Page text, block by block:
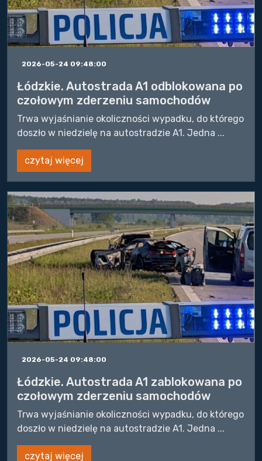
2026-05-24 09:48:00
Łódzkie. Autostrada A1 odblokowana po
czołowym zderzeniu samochodów
Trwa wyjaśnianie okoliczności wypadku, do którego
doszło w niedzielę na autostradzie A1. Jedna ...
czytaj więcej
2026-05-24 09:48:00
Łódzkie. Autostrada A1 zablokowana po
czołowym zderzeniu samochodów
Trwa wyjaśnianie okoliczności wypadku, do którego
doszło w niedzielę na autostradzie A1. Jedna ...
czytaj więcej